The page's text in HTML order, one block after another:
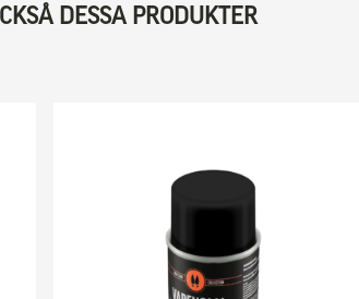
DESSA PRODUKTER